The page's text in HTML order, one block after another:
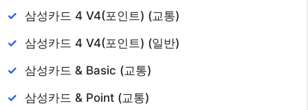
삼성카드 4 V4(포인트) (교통)
삼성카드 4 V4(포인트) (일반)
삼성카드 & Basic (교통)
삼성카드 & Point (교통)